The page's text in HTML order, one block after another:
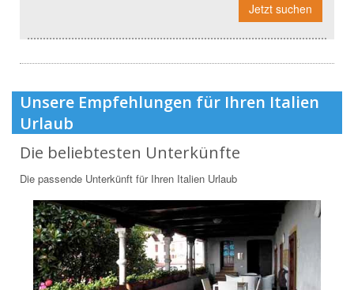
Jetzt suchen
Unsere Empfehlungen für Ihren Italien
Urlaub
Die beliebtesten Unterkünfte
Die passende Unterkünft für Ihren Italien Urlaub